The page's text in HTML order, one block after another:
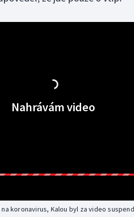
Nahrávám video
koronavirus, Kalou byl za video